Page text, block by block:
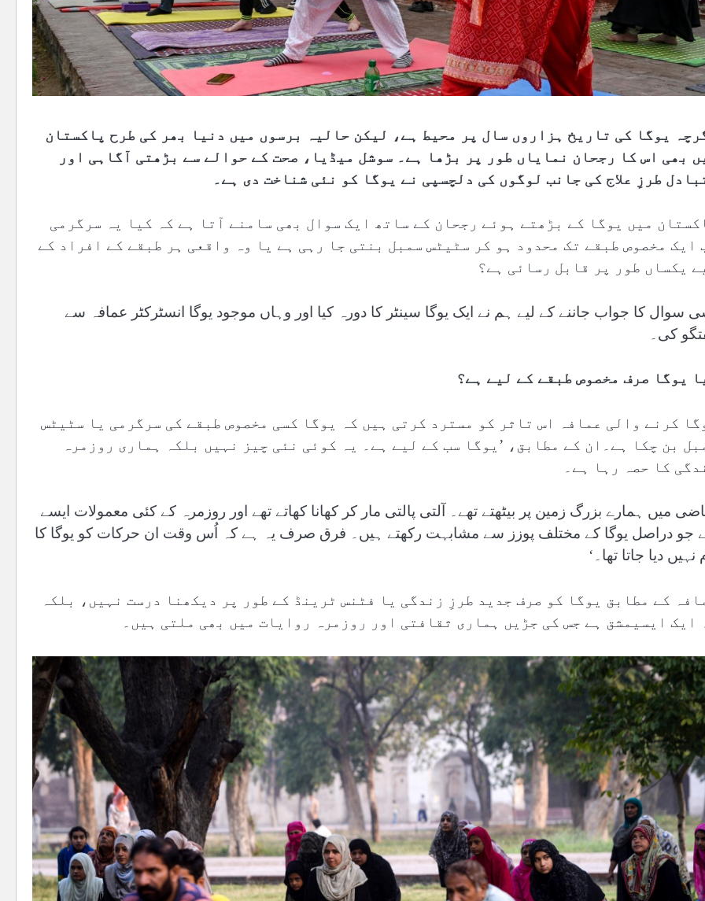
یوگا کی تاریخ ہزاروں سال پر محیط ہے، لیکن حالیہ برسوں میں دنیا بھر کی طرح پاکستان
بھی اس کا رجحان نمایاں طور پر بڑھا ہے۔ سوشل میڈیا، صحت کے حوالے سے بڑھتی آگاہی اور
طرزِ علاج کی جانب لوگوں کی دلچسپی نے یوگا کو نئی شناخت دی ہے۔
میں یوگا کے بڑھتے ہوئے رجحان کے ساتھ ایک سوال بھی سامنے آتا ہے کہ کیا یہ سرگرمی
ایک مخصوص طبقے تک محدود ہو کر سٹیٹس سمبل بنتی جا رہی ہے یا وہ واقعی ہر طبقے کے افراد کے
یکساں طور پر قابل رسائی ہے؟
سوال کا جواب جاننے کے لیے ہم نے ایک یوگا سینٹر کا دورہ کیا اور وہاں موجود یوگا انسٹرکٹر عمافہ سے
کی۔
یوگا صرف مخصوص طبقے کے لیے ہے؟
کرنے والی عمافہ اس تاثر کو مسترد کرتی ہیں کہ یوگا کسی مخصوص طبقے کی سرگرمی یا سٹیٹس
بن چکا ہے۔ان کے مطابق، ’یوگا سب کے لیے ہے۔ یہ کوئی نئی چیز نہیں بلکہ ہماری روزمرہ
کا حصہ رہا ہے۔
میں ہمارے بزرگ زمین پر بیٹھتے تھے۔ آلتی پالتی مار کر کھانا کھاتے تھے اور روزمرہ کے کئی معمولات ایسے
جو دراصل یوگا کے مختلف پوزز سے مشابہت رکھتے ہیں۔ فرق صرف یہ ہے کہ اُس وقت ان حرکات کو یوگا کا
نہیں دیا جاتا تھا۔‘
کے مطابق یوگا کو صرف جدید طرزِ زندگی یا فٹنس ٹرینڈ کے طور پر دیکھنا درست نہیں، بلکہ
ایک ایسیمشق ہے جس کی جڑیں ہماری ثقافتی اور روزمرہ روایات میں بھی ملتی ہیں۔